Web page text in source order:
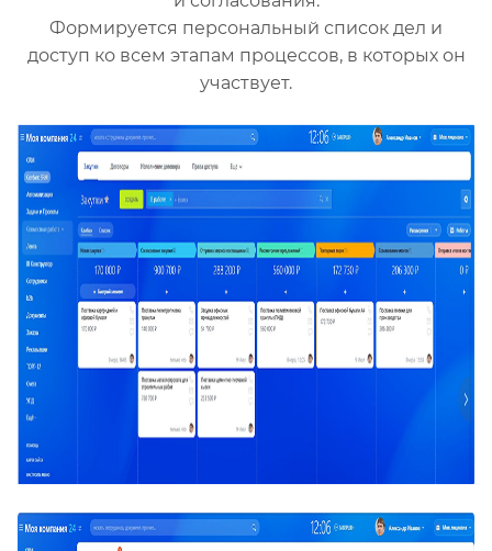
Формируется персональный список дел и
доступ ко всем этапам процессов, в которых он
участвует.